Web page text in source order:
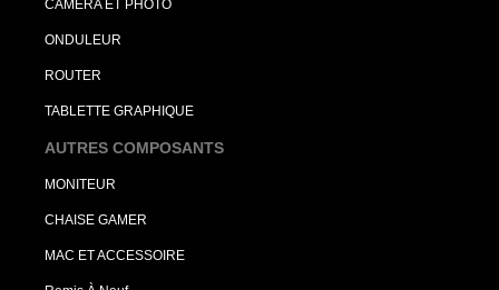
CAMERA ET PHOTO
ONDULEUR
ROUTER
TABLETTE GRAPHIQUE
AUTRES COMPOSANTS
MONITEUR
CHAISE GAMER
MAC ET ACCESSOIRE